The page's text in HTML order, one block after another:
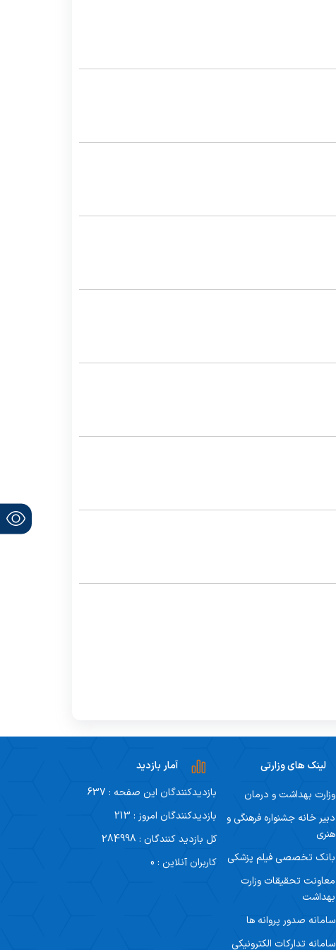
لینک های وزارتی
وزارت بهداشت و درمان
دبیر خانه جشنواره فرهنگی و
هنری
بانک تخصصی فیلم پزشکی
معاونت تحقیقات وزارت
بهداشت
سامانه صدور پروانه ها
سامانه تدارکات الکترونیکی
آمار بازدید
بازدیدکنندگان این صفحه : 637
بازدیدکنندگان امروز : 213
کل بازدید کنندگان : 284998
کاربران آنلاین : 0